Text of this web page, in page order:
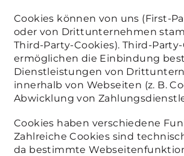
Cookies können von uns (First-
oder von Drittunternehmen
Third-Party-Cookies). Third-
ermöglichen die Einbindung
Dienstleistungen von
innerhalb von Webseiten (z. B.
Abwicklung von
Cookies haben verschiedene
Zahlreiche Cookies sind
da bestimmte